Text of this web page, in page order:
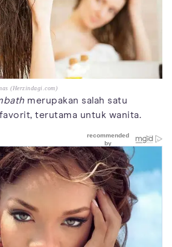
(Herzindagi.com)
merupakan salah satu
terutama untuk wanita.